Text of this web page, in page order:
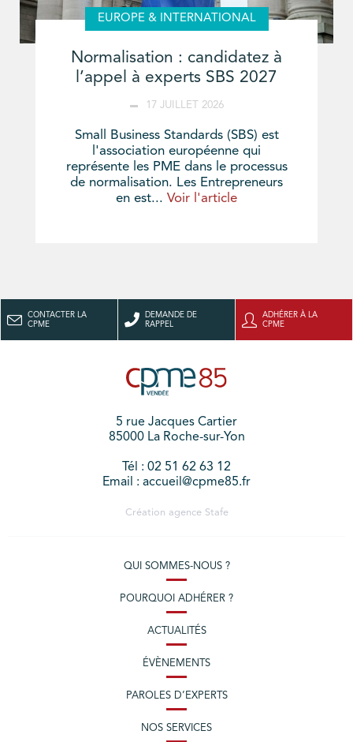
EUROPE & INTERNATIONAL
Normalisation : candidatez à
l’appel à experts SBS 2027
17 JUILLET 2026
Small Business Standards (SBS) est
l'association européenne qui
représente les PME dans le processus
de normalisation. Les Entrepreneurs
en est... Voir l'article
CONTACTER LA
CPME
DEMANDE DE
RAPPEL
ADHÉRER À LA
CPME
5 rue Jacques Cartier
85000 La Roche-sur-Yon
Tél : 02 51 62 63 12
Email : accueil@cpme85.fr
Création agence Stafe
QUI SOMMES-NOUS ?
POURQUOI ADHÉRER ?
ACTUALITÉS
ÉVÈNEMENTS
PAROLES D’EXPERTS
NOS SERVICES